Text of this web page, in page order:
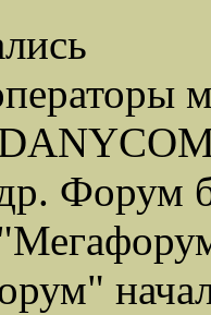
Форум